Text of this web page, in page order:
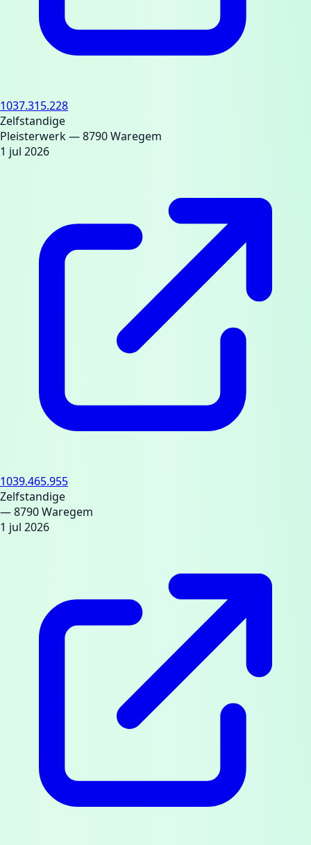
1037.315.228
Zelfstandige
Pleisterwerk— 8790 Waregem
1 jul 2026
1039.465.955
Zelfstandige
— 8790 Waregem
1 jul 2026